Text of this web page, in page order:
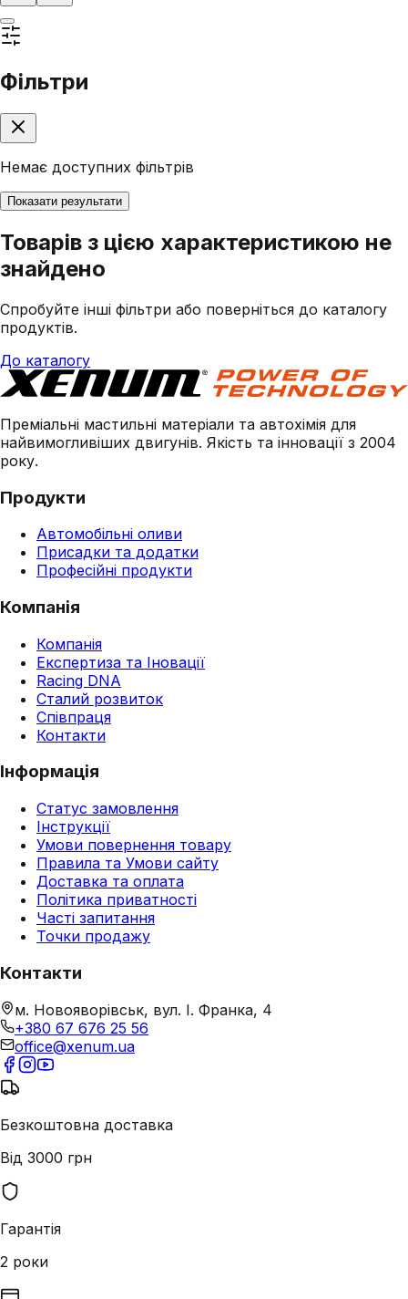
Фільтри
Немає доступних фільтрів
Показати результати
Товарів з цією характеристикою не
знайдено
Спробуйте інші фільтри або поверніться до каталогу
продуктів.
До каталогу
Преміальні мастильні матеріали та автохімія для
найвимогливіших двигунів. Якість та інновації з 2004
року.
Продукти
Автомобільні оливи
Присадки та додатки
Професійні продукти
Компанія
Компанія
Експертиза та Іновації
Racing DNA
Сталий розвиток
Співпраця
Контакти
Інформація
Статус замовлення
Інструкції
Умови повернення товару
Правила та Умови сайту
Доставка та оплата
Політика приватності
Часті запитання
Точки продажу
Контакти
м. Новояворівськ, вул. І. Франка, 4
+380 67 676 25 56
office@xenum.ua
Безкоштовна доставка
Від 3000 грн
Гарантія
2 роки